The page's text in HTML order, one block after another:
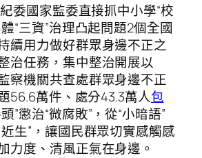
委國家監委直接抓中小學“校
“三資”治理凸起問題2個全國
續用力做好群眾身邊不正之
治任務，集中整治開展以
察機關共查處群眾身邊不正
56.6萬件、處分43.3萬人包
”懲治“微腐敗”，從“小暗語”
生”，讓國民群眾切實感觸感
力度、清風正氣在身邊。